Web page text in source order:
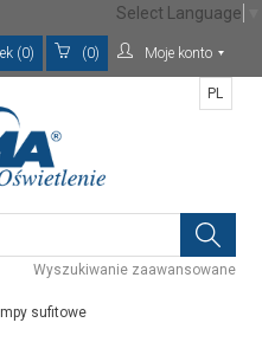
(0) (0) Moje konto
Wyszukiwanie zaawansowane
PL
sufitowe
Select Language